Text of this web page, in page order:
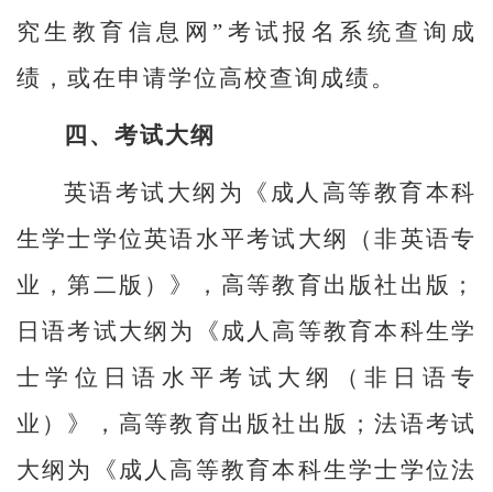
究生教育信息网”考试报名系统查询成
绩，或在申请学位高校查询成绩。
四、考试大纲
英语考试大纲为《成人高等教育本科
生学士学位英语水平考试大纲（非英语专
业，第二版）》，高等教育出版社出版；
日语考试大纲为《成人高等教育本科生学
士学位日语水平考试大纲（非日语专
业）》，高等教育出版社出版；法语考试
大纲为《成人高等教育本科生学士学位法